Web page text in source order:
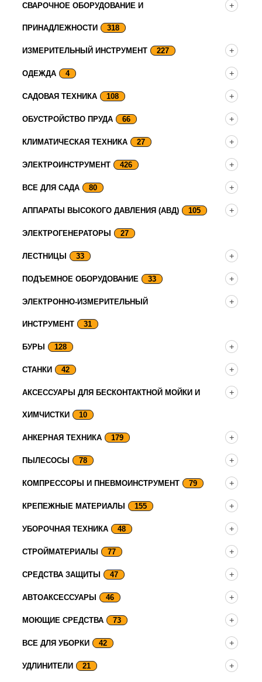
СВАРОЧНОЕ ОБОРУДОВАНИЕ И
ПРИНАДЛЕЖНОСТИ 318
ИЗМЕРИТЕЛЬНЫЙ ИНСТРУМЕНТ 227
ОДЕЖДА 4
САДОВАЯ ТЕХНИКА 108
ОБУСТРОЙСТВО ПРУДА 66
КЛИМАТИЧЕСКАЯ ТЕХНИКА 27
ЭЛЕКТРОИНСТРУМЕНТ 426
ВСЕ ДЛЯ САДА 80
АППАРАТЫ ВЫСОКОГО ДАВЛЕНИЯ (АВД) 105
ЭЛЕКТРОГЕНЕРАТОРЫ 27
ЛЕСТНИЦЫ 33
ПОДЪЕМНОЕ ОБОРУДОВАНИЕ 33
ЭЛЕКТРОННО-ИЗМЕРИТЕЛЬНЫЙ
ИНСТРУМЕНТ 31
БУРЫ 128
СТАНКИ 42
АКСЕССУАРЫ ДЛЯ БЕСКОНТАКТНОЙ МОЙКИ И
ХИМЧИСТКИ 10
АНКЕРНАЯ ТЕХНИКА 179
ПЫЛЕСОСЫ 78
КОМПРЕССОРЫ И ПНЕВМОИНСТРУМЕНТ 79
КРЕПЕЖНЫЕ МАТЕРИАЛЫ 155
УБОРОЧНАЯ ТЕХНИКА 48
СТРОЙМАТЕРИАЛЫ 77
СРЕДСТВА ЗАЩИТЫ 47
АВТОАКСЕССУАРЫ 46
МОЮЩИЕ СРЕДСТВА 73
ВСЕ ДЛЯ УБОРКИ 42
УДЛИНИТЕЛИ 21